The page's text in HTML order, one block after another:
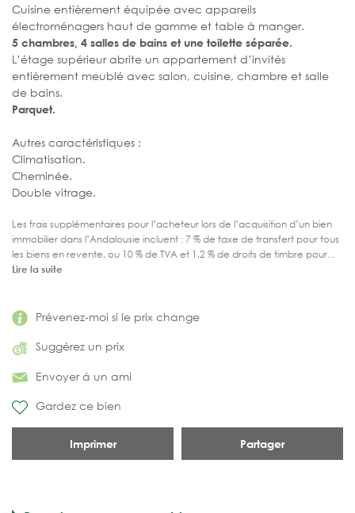
Prévenez-moi si le prix change
Suggérez un prix
Envoyer á un ami
Gardez ce bien
Imprimer Partager
Cuisine entièrement équipée avec appareils
électroménagers haut de gamme et table à manger.
5 chambres, 4 salles de bains et une toilette séparée.
L’étage supérieur abrite un appartement d’invités
entièrement meublé avec salon, cuisine, chambre et salle
de bains.
Parquet.
Autres caractéristiques :
Climatisation.
Cheminée.
Double vitrage.
Les frais supplémentaires pour l’acheteur lors de l’acquisition d’un bien
immobilier dans l’Andalousie incluent : 7 % de taxe de transfert pour tous
les biens en revente, ou 10 % de TVA et 1,2 % de droits de timbre pour...
Lire la suite